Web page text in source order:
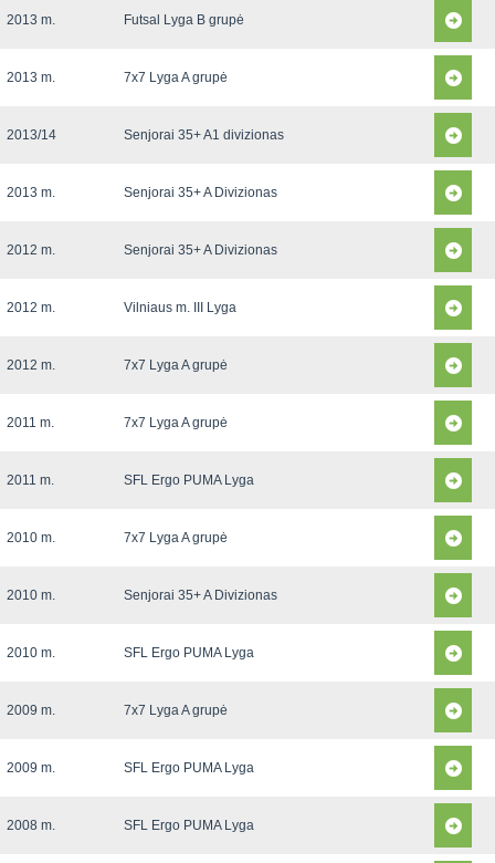
2013 m. Futsal Lyga B grupė
2013 m. 7x7 Lyga A grupė
2013/14 Senjorai 35+ A1 divizionas
2013 m. Senjorai 35+ A Divizionas
2012 m. Senjorai 35+ A Divizionas
2012 m. Vilniaus m. III Lyga
2012 m. 7x7 Lyga A grupė
2011 m. 7x7 Lyga A grupė
2011 m. SFL Ergo PUMA Lyga
2010 m. 7x7 Lyga A grupė
2010 m. Senjorai 35+ A Divizionas
2010 m. SFL Ergo PUMA Lyga
2009 m. 7x7 Lyga A grupė
2009 m. SFL Ergo PUMA Lyga
2008 m. SFL Ergo PUMA Lyga